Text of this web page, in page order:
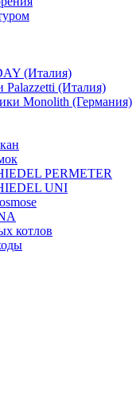
(Италия)
Palazzetti (Италия)
Monolith (Германия)
PERMETER
UNI
котлов